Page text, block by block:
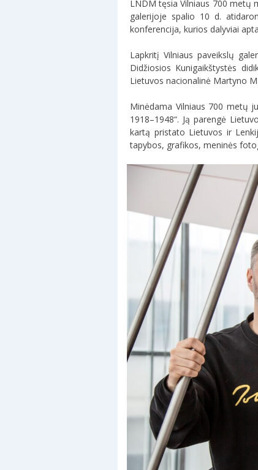
LNDM tęsia Vilniaus 700 metų
galerijoje spalio 10 d.
konferencija, kurios dalyviai
Lapkritį Vilniaus paveikslų
Didžiosios Kunigaikštystės
Lietuvos nacionalinė Martyno
Minėdama Vilniaus 700 metų
1918–1948“. Ją parengė
kartą pristato Lietuvos ir
tapybos, grafikos, meninės